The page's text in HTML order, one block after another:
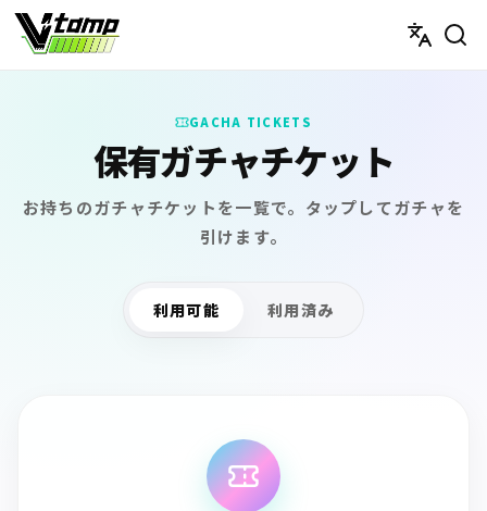
V-tamp（ブイタンプ）
GACHA TICKETS
保有ガチャチケット
お持ちのガチャチケットを一覧で。タップしてガチャを
引けます。
利用可能 利用済み